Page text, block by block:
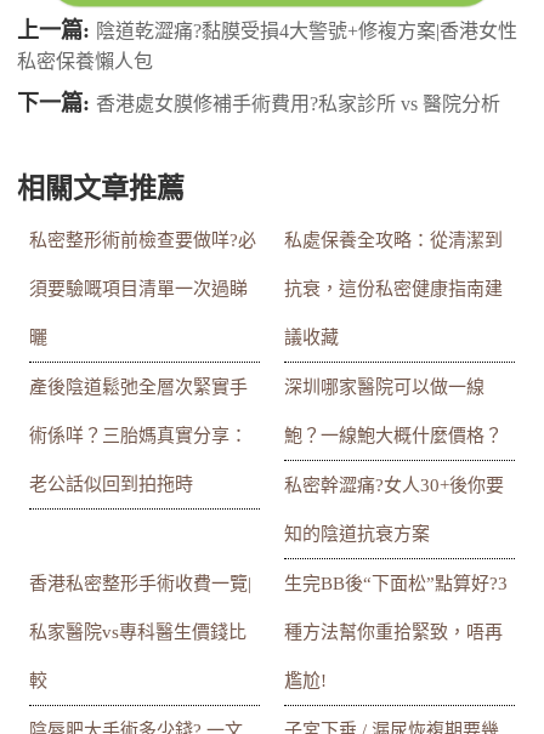
上一篇: 陰道乾澀痛?黏膜受損4大警號+修複方案|香港女性
私密保養懶人包
下一篇: 香港處女膜修補手術費用?私家診所 vs 醫院分析
相關文章推薦
私密整形術前檢查要做咩?必
須要驗嘅項目清單一次過睇
曬
私處保養全攻略：從清潔到
抗衰，這份私密健康指南建
議收藏
產後陰道鬆弛全層次緊實手
術係咩？三胎媽真實分享：
老公話似回到拍拖時
深圳哪家醫院可以做一線
鮑？一線鮑大概什麼價格？
私密幹澀痛?女人30+後你要
知的陰道抗衰方案
香港私密整形手術收費一覽|
私家醫院vs專科醫生價錢比
較
生完BB後“下面松”點算好?3
種方法幫你重拾緊致，唔再
尷尬!
陰唇肥大手術多少錢? 一文 子宮下垂 / 漏尿恢複期要幾